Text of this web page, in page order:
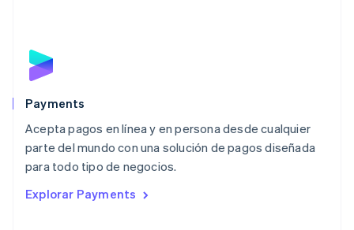
Payments
Acepta pagos en línea y en persona desde cualquier
parte del mundo con una solución de pagos diseñada
para todo tipo de negocios.
Explorar Payments
Malta
English
EspañolEnglish
English
Nueva Zelandia
English
NederlandsEnglish